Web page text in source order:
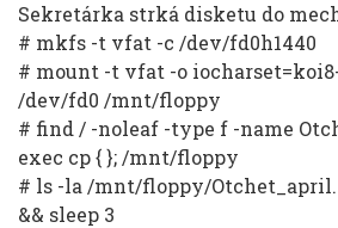
Sekretárka strká disketu do
# mkfs -t vfat -c /dev/fd0h1440
# mount -t vfat -o
/dev/fd0 /mnt/floppy
# find / -noleaf -type f -name
exec cp { }; /mnt/floppy
# ls -la /mnt/floppy/Otchet_april.
&& sleep 3